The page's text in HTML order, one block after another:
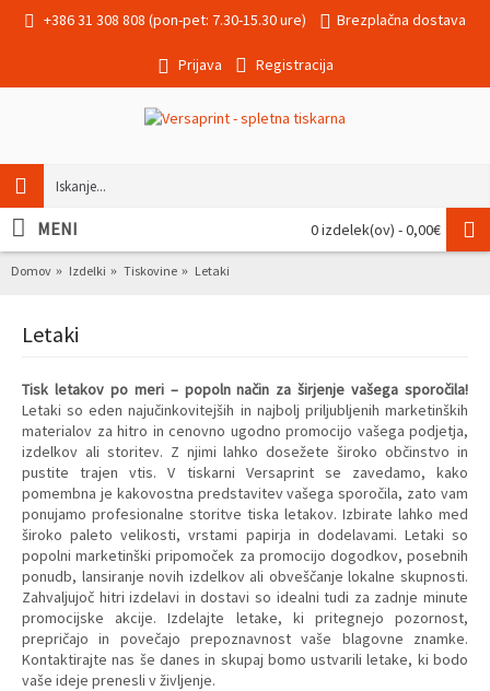
+386 31 308 808 (pon-pet: 7.30-15.30 ure) Brezplačna dostava
Prijava Registracija
0 izdelek(ov) - 0,00€
MENI
Domov Izdelki Tiskovine Letaki
Letaki
Tisk letakov po meri – popoln način za širjenje vašega sporočila!
Letaki so eden najučinkovitejših in najbolj priljubljenih marketinških
materialov za hitro in cenovno ugodno promocijo vašega podjetja,
izdelkov ali storitev. Z njimi lahko dosežete široko občinstvo in
pustite trajen vtis. V tiskarni Versaprint se zavedamo, kako
pomembna je kakovostna predstavitev vašega sporočila, zato vam
ponujamo profesionalne storitve tiska letakov. Izbirate lahko med
široko paleto velikosti, vrstami papirja in dodelavami. Letaki so
popolni marketinški pripomoček za promocijo dogodkov, posebnih
ponudb, lansiranje novih izdelkov ali obveščanje lokalne skupnosti.
Zahvaljujoč hitri izdelavi in dostavi so idealni tudi za zadnje minute
promocijske akcije.Izdelajte letake, ki pritegnejo pozornost,
prepričajo in povečajo prepoznavnost vaše blagovne znamke.
Kontaktirajte nas še danes in skupaj bomo ustvarili letake, ki bodo
vaše ideje prenesli v življenje.